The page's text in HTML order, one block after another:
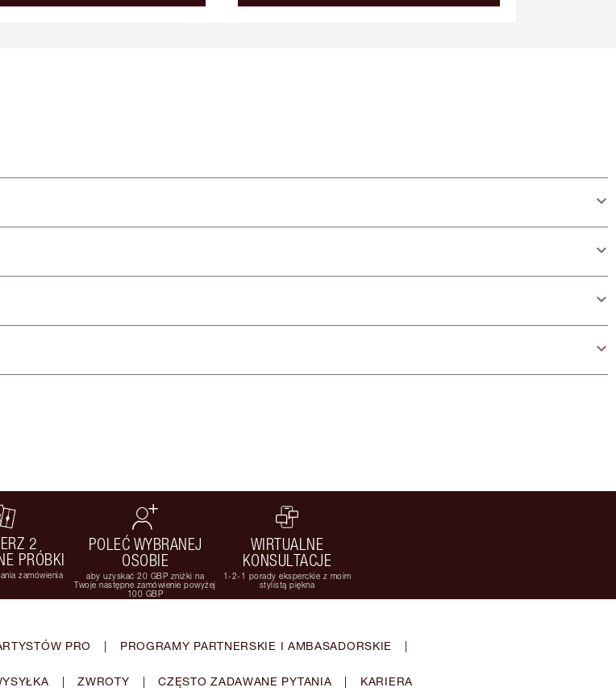
2
PRÓBKI
zamówienia
POLEĆ WYBRANEJ
OSOBIE
aby uzyskać 20 GBP zniżki na
Twoje następne zamówienie powyżej
100 GBP
WIRTUALNE
KONSULTACJE
1-2-1 porady eksperckie z moim
stylistą piękna
PRO | PROGRAMY PARTNERSKIE I AMBASADORSKIE |
| ZWROTY | CZĘSTO ZADAWANE PYTANIA | KARIERA